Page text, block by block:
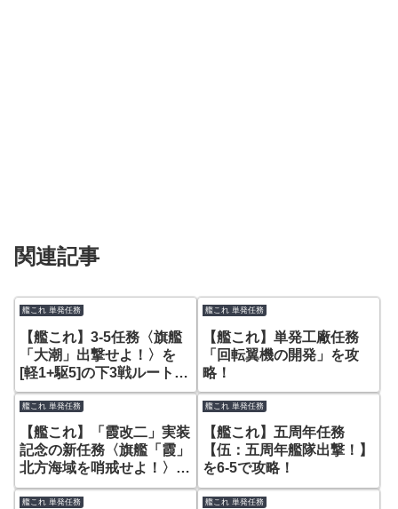
関連記事
艦これ 単発任務
【艦これ】3-5任務〈旗艦
「大潮」出撃せよ！〉を
[軽1+駆5]の下3戦ルートで
攻略！
艦これ 単発任務
【艦これ】単発工廠任務
「回転翼機の開発」を攻
略！
艦これ 単発任務
【艦これ】「霞改二」実装
記念の新任務〈旗艦「霞」
北方海域を哨戒せよ！〉に
突撃！
艦これ 単発任務
【艦これ】五周年任務
【伍：五周年艦隊出撃！】
を6-5で攻略！
艦これ 単発任務 艦これ 単発任務